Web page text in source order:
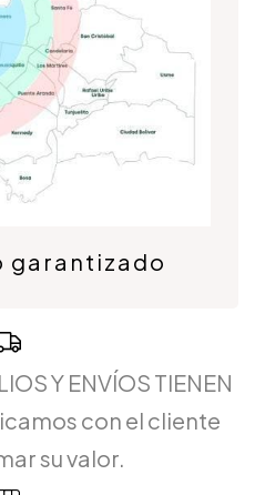
garantizado
Y ENVÍOS TIENEN
con el cliente
su valor.